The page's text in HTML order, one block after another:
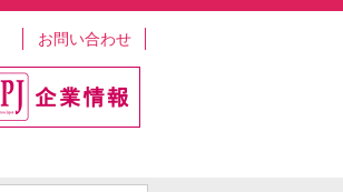
お問い合わせ